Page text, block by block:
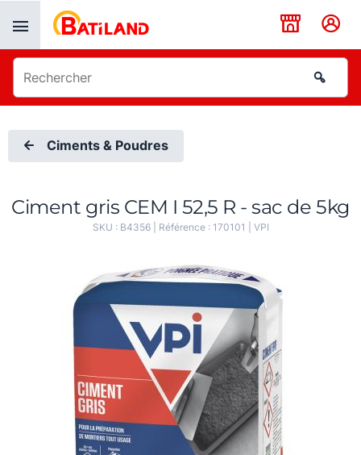
Ciments & Poudres
Ciment gris CEM I 52,5 R - sac de 5kg
SKU : B4356| Référence : 170101 VPI
Panneau de gestion des cookies